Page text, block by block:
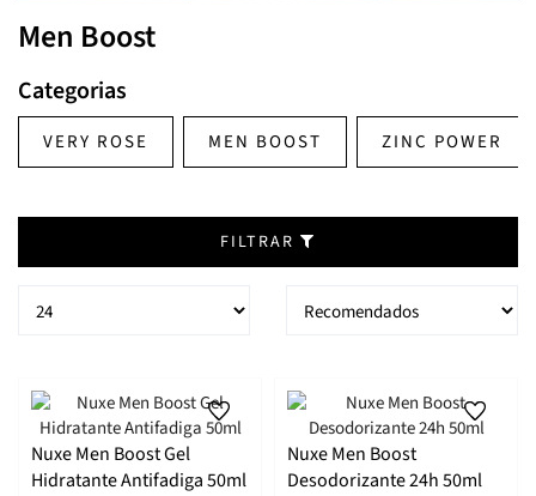
Men Boost
Categorias
VERY ROSE MEN BOOST ZINC POWER
FILTRAR
Nuxe Men Boost Gel
Hidratante Antifadiga 50ml
Nuxe Men Boost
Desodorizante 24h 50ml